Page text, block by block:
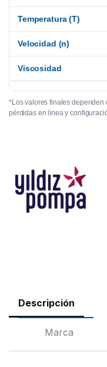
Temperatura (T)
Velocidad (n)
Viscosidad
*Los valores finales dependen
pérdidas en línea y
Descripción
Marca